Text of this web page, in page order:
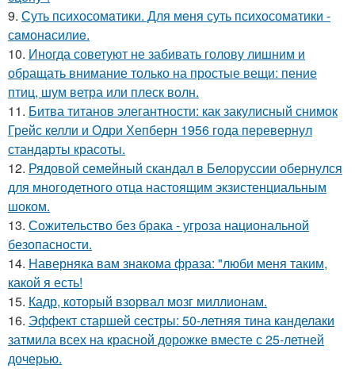
9. Суть психосомaтики. Для мeня суть психосомaтики -
сaмонaсилиe.
10. Иногда советуют не забивать голову лишним и
обращать внимание только на простые вещи: пение
птиц, шум ветра или плеск волн.
11. Битва титанов элегантности: как закулисный снимок
Грейс келли и Одри Хепберн 1956 года перевернул
стандарты красоты.
12. Рядовой семейный скандал в Белоруссии обернулся
для многодетного отца настоящим экзистенциальным
шоком.
13. Сожительство без брака - угроза национальной
безопасности.
14. Hаверняка вам знакома фраза: "люби меня таким,
какой я есть!
15. Кадр, который взорвал мозг миллионам.
16. Эффект старшей сестры: 50-летняя тина канделаки
затмила всех на красной дорожке вместе с 25-летней
дочерью.